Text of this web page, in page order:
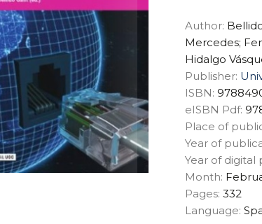
Author:
Mercedes;
Hidalgo
Publisher:
ISBN:
eISBN Pdf:
Place of
Year of
Year of digital
Month:
Pages: 332
Language: